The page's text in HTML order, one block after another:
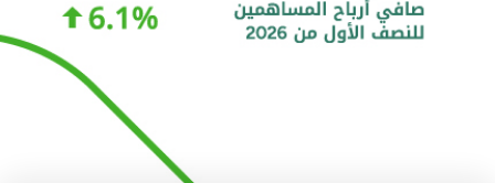
"برامج العملاء"